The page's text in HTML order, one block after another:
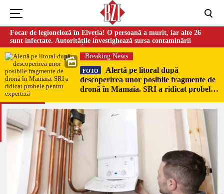
Focar de legioneloză în Elveția! O persoană a murit, iar alte 26
sunt infectate. Autoritățile investighează sursa contaminării
Breaking News
FOTO
Alertă pe litoral după
descoperirea unor posibile fragmente de
dronă în Mamaia. SRI a ridicat probele